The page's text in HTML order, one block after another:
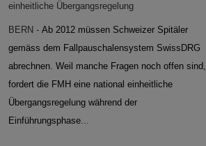
einheitliche Übergangsregelung
BERN - Ab 2012 müssen Schweizer Spitäler
gemäss dem Fallpauschalensystem SwissDRG
abrechnen. Weil manche Fragen noch offen sind,
fordert die FMH eine national einheitliche
Übergangsregelung während der
Einführungsphase...